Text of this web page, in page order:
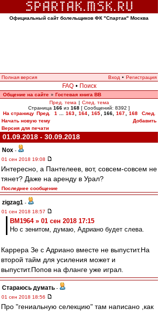
Официальный сайт болельщиков ФК "Спартак" Москва
Полная версия Вход • Регистрация
FAQ • Поиск
Общение на сайте » Гостевая книга ВВ
Пред. тема | След. тема
Страница 166 из 168 [ Сообщений: 8392 ]
На страницу Пред. 1 163 164 165 166, 167 168
След.
Начать новую тему
Добавить
Версия для печати
01.09.2018 - 30.09.2018
Nox -
01 сен 2018 19:08
Интересно, а Пантелеев, вот, совсем-совсем не
тянет? Даже на аренду в Урал?
Последнее сообщение
zigzag1 -
01 сен 2018 18:57
BM1964 » 01 сен 2018 17:15
Но с зенитом, думаю, Адриано будет слева.
Каррера Зе с Адриано вместе не выпустит.На
второй тайм для усиления может и
выпустит.Попов на фланге уже играл.
Стараюсь думать -
01 сен 2018 18:56
Про "гениальную селекцию" там написано ,как